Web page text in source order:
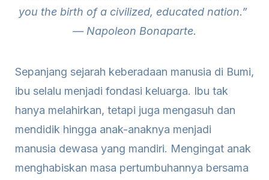
you the birth of a civilized, educated nation.”
— Napoleon Bonaparte.
Sepanjang sejarah keberadaan manusia di Bumi,
ibu selalu menjadi fondasi keluarga. Ibu tak
hanya melahirkan, tetapi juga mengasuh dan
mendidik hingga anak-anaknya menjadi
manusia dewasa yang mandiri. Mengingat anak
menghabiskan masa pertumbuhannya bersama